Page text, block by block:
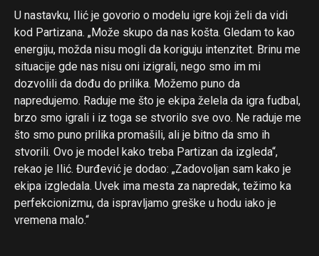
U nastavku, Ilić je govorio o modelu igre koji želi da vidi
kod Partizana. „Može skupo da nas košta. Gledam to kao
energiju, možda nisu mogli da koriguju intenzitet. Brinu me
situacije gde nas nisu oni izigrali, nego smo im mi
dozvolili da dođu do prilika. Možemo puno da
napredujemo. Raduje me što je ekipa želela da igra fudbal,
brzo smo igrali i iz toga se stvorilo sve ovo. Ne raduje me
što smo puno prilika promašili, ali je bitno da smo ih
stvorili. Ovo je model kako treba Partizan da izgleda“,
rekao je Ilić. Đurđević je dodao: „Zadovoljan sam kako je
ekipa izgledala. Uvek ima mesta za napredak, težimo ka
perfekcionizmu, da ispravljamo greške u hodu iako je
vremena malo.“